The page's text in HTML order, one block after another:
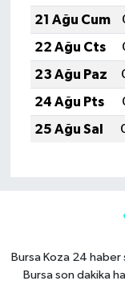
21 Ağu Cum
22 Ağu Cts
23 Ağu Paz
24 Ağu Pts
25 Ağu Sal
Bursa Koza 24
Bursa son dakika